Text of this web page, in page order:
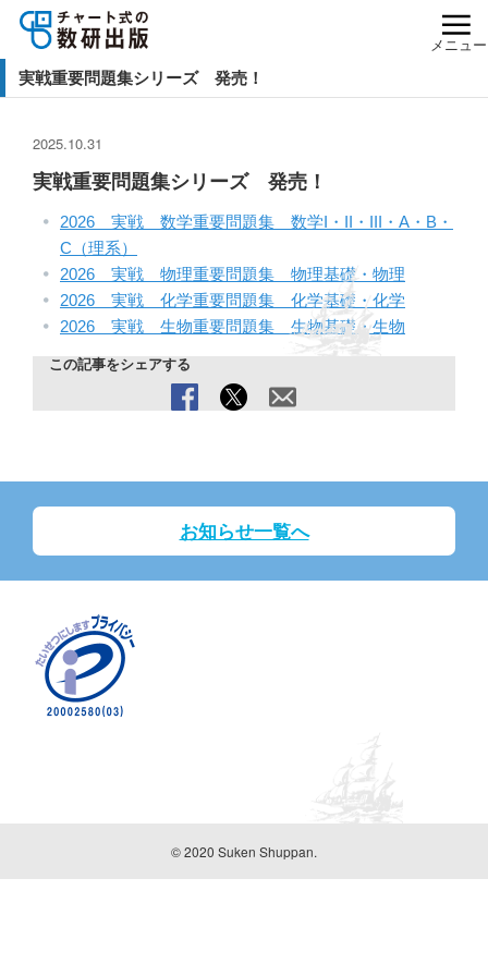
メニュー
実戦重要問題集シリーズ 発売！
実戦重要問題集シリーズ 発売！
2025.10.31
2026 実戦 数学重要問題集 数学I・II・III・A・B・
C（理系）
2026 実戦 物理重要問題集 物理基礎・物理
2026 実戦 化学重要問題集 化学基礎・化学
2026 実戦 生物重要問題集 生物基礎・生物
この記事をシェアする
お知らせ一覧へ
© 2020 Suken Shuppan.